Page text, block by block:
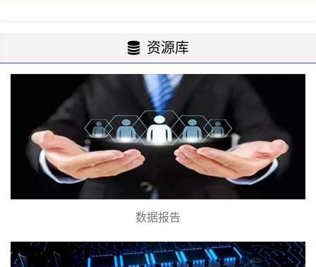
资源库
数据报告